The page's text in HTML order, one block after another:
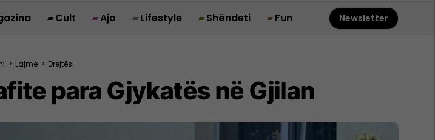
Cult Ajo Lifestyle Shëndeti Fun Newsletter
> Lajme > Drejtësi
para Gjykatës në Gjilan